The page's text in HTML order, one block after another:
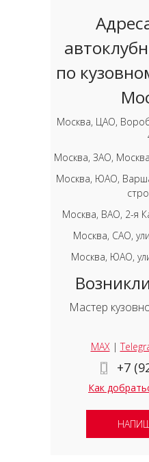
по
Москва, ЦАО,
Москва, ЗАО,
Москва, ЮАО,
Москва, ВАО, 2-я
Москва, САО,
Москва, ЮАО,
Мастер
MAX|
+7
Как